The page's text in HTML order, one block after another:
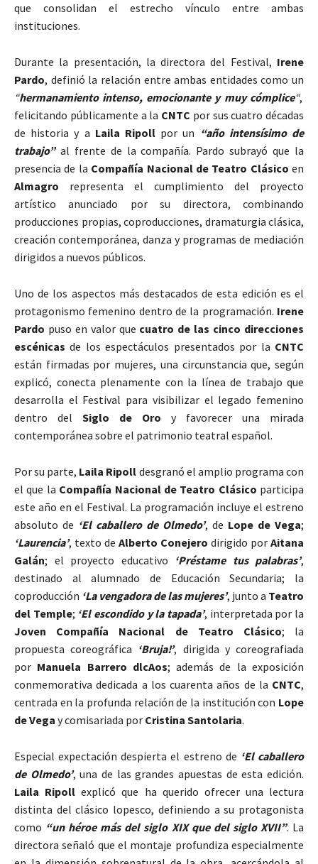
que consolidan el estrecho vínculo entre ambas
instituciones.
Durante la presentación, la directora del Festival, Irene
Pardo, definió la relación entre ambas entidades como un
“hermanamiento intenso, emocionante y muy cómplice“,
felicitando públicamente a la CNTC por sus cuatro décadas
de historia y a Laila Ripoll por un “año intensísimo de
trabajo”al frente de la compañía. Pardo subrayó que la
presencia de la Compañía Nacional de Teatro Clásico en
Almagro representa el cumplimiento del proyecto
artístico anunciado por su directora, combinando
producciones propias, coproducciones, dramaturgia clásica,
creación contemporánea, danza y programas de mediación
dirigidos a nuevos públicos.
Uno de los aspectos más destacados de esta edición es el
protagonismo femenino dentro de la programación. Irene
Pardo puso en valor que cuatro de las cinco direcciones
escénicas de los espectáculos presentados por la CNTC
están firmadas por mujeres, una circunstancia que, según
explicó, conecta plenamente con la línea de trabajo que
desarrolla el Festival para visibilizar el legado femenino
dentro del Siglo de Oro y favorecer una mirada
contemporánea sobre el patrimonio teatral español.
Por su parte, Laila Ripoll desgranó el amplio programa con
el que la Compañía Nacional de Teatro Clásico participa
este año en el Festival. La programación incluye el estreno
absoluto de ‘El caballero de Olmedo’, de Lope de Vega;
‘Laurencia’, texto de Alberto Conejero dirigido por Aitana
Galán; el proyecto educativo ‘Préstame tus palabras’,
destinado al alumnado de Educación Secundaria; la
coproducción ‘La vengadora de las mujeres’, junto a Teatro
del Temple; ‘El escondido y la tapada’, interpretada por la
Joven Compañía Nacional de Teatro Clásico; la
propuesta coreográfica ‘Bruja!’, dirigida y coreografiada
por Manuela Barrero dlcAos; además de la exposición
conmemorativa dedicada a los cuarenta años de la CNTC,
centrada en la profunda relación de la institución con Lope
de Vega y comisariada por Cristina Santolaria.
Especial expectación despierta el estreno de ‘El caballero
de Olmedo’, una de las grandes apuestas de esta edición.
Laila Ripoll explicó que ha querido ofrecer una lectura
distinta del clásico lopesco, definiendo a su protagonista
como “un héroe más del siglo XIX que del siglo XVII”. La
directora señaló que el montaje profundiza especialmente